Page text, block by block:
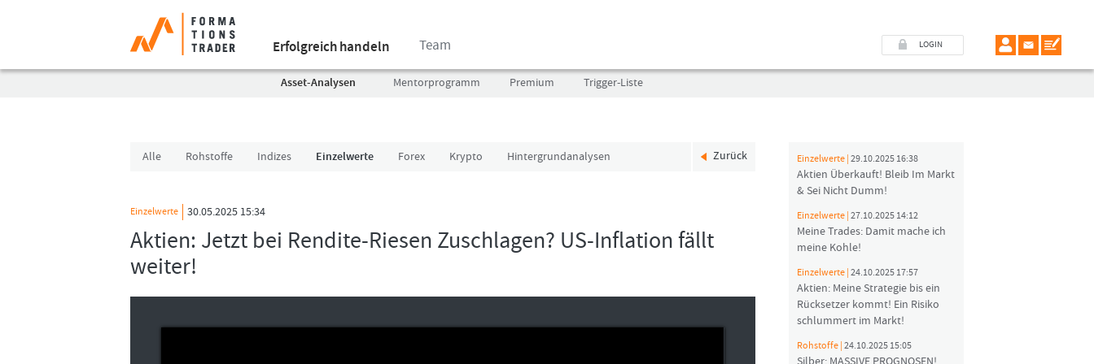
Erfolgreich handeln Team LOGIN
Asset-Analysen Mentorprogramm Premium Trigger-Liste
Alle Rohstoffe Indizes Einzelwerte Forex Krypto Hintergrundanalysen
Einzelwerte 30.05.2025 15:34
Aktien: Jetzt bei Rendite-Riesen Zuschlagen? US-Inflation fällt
weiter!
Zurück Einzelwerte | 29.10.2025 16:38
Aktien Überkauft! Bleib Im Markt
& Sei Nicht Dumm!
Einzelwerte | 27.10.2025 14:12
Meine Trades: Damit mache ich
meine Kohle!
Einzelwerte | 24.10.2025 17:57
Aktien: Meine Strategie bis ein
Rücksetzer kommt! Ein Risiko
schlummert im Markt!
Rohstoffe | 24.10.2025 15:05
Adresse
in
und
jetzt?
Programm
unterschiedliche